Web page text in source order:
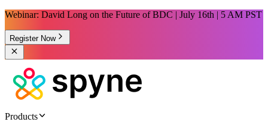
Webinar: David Long on the Future of BDC | July 16th | 5 AM PST
Register Now
Products